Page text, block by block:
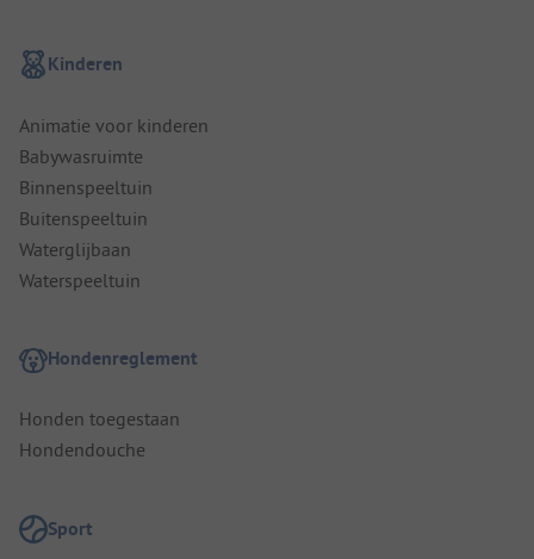
Kinderen
Animatie voor kinderen
Babywasruimte
Binnenspeeltuin
Buitenspeeltuin
Waterglijbaan
Waterspeeltuin
Hondenreglement
Honden toegestaan
Hondendouche
Sport